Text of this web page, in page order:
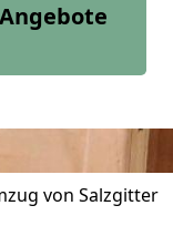
von Salzgitter